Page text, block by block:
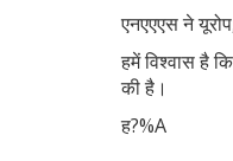
एनएएएस ने
हमें विश्वास है
की है।
ह?%A